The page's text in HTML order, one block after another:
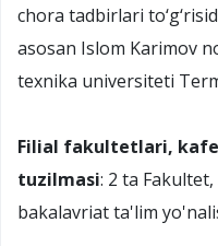
chora tadbirlari
asosan Islom Karimov
texnika universiteti
Filial fakultetlari,
tuzilmasi: 2 ta
bakalavriat ta'lim